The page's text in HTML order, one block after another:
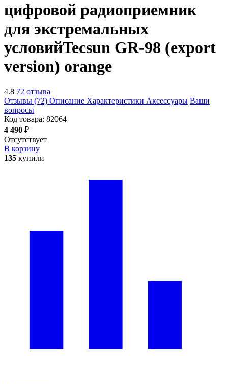
цифровой радиоприемник
для экстремальных
условийTecsun GR-98 (export
version) orange
4.8 72 отзыва
Отзывы (72) Описание Характеристики Аксессуары Ваши
вопросы
Код товара: 82064
4 490 ₽
Отсутствует
В корзину
135 купили